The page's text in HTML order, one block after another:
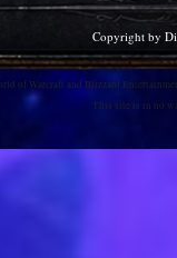
Copyright by
of Warcraft and Blizzard
This site is in no